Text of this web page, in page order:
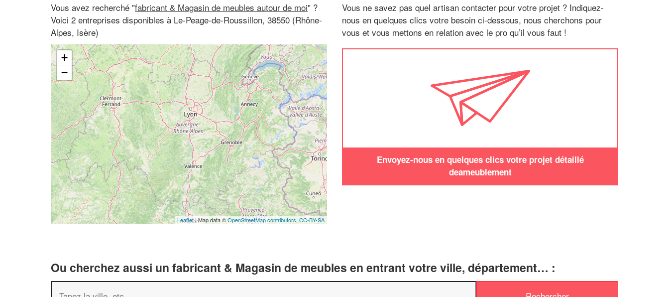
Vous avez recherché "fabricant & Magasin de meubles autour de moi" ?
Voici 2 entreprises disponibles à Le-Peage-de-Roussillon, 38550 (Rhône-
Alpes, Isère)
+
−
Leaflet| Map data ©OpenStreetMap contributors, CC-BY-SA
Vous ne savez pas quel artisan contacter pour votre projet ? Indiquez-
nous en quelques clics votre besoin ci-dessous, nous cherchons pour
vous et vous mettons en relation avec le pro qu’il vous faut !
Envoyez-nous en quelques clics votre projet détaillé
deameublement
Ou cherchez aussi un fabricant & Magasin de meubles en entrant votre ville, département… :